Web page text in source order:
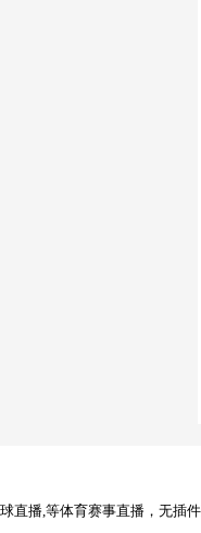
直播,等体育赛事直播，无插件